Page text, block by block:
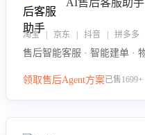
AI售后客服助手
淘宝 | 京东 | 抖音 | 拼多多
领取售后Agent方案已售1699+